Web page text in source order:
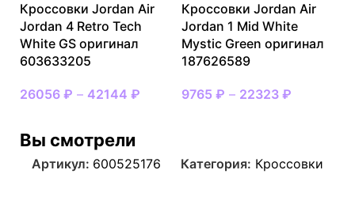
Кроссовки Jordan Air
Jordan 4 Retro Tech
White GS оригинал
603633205
26056 ₽ – 42144 ₽
Кроссовки Jordan Air
Jordan 1 Mid White
Mystic Green оригинал
187626589
9765 ₽ – 22323 ₽
Вы смотрели
Артикул: 600525176 Категория: Кроссовки